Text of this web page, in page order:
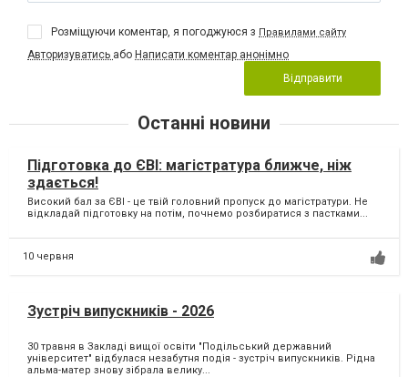
Розміщуючи коментар, я погоджуюся з Правилами сайту
Авторизуватись або Написати коментар анонімно
Відправити
Останні новини
Підготовка до ЄВІ: магістратура ближче, ніж
здається!
Високий бал за ЄВІ - це твій головний пропуск до магістратури. Не
відкладай підготовку на потім, почнемо розбиратися з пастками...
10 червня
Зустріч випускників - 2026
30 травня в Закладі вищої освіти "Подільський державний
університет" відбулася незабутня подія - зустріч випускників. Рідна
альма-матер знову зібрала велику...